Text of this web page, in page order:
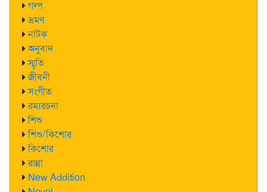
গল্প
ভ্রমণ
নাটক
অনুবাদ
স্মৃতি
জীবনী
সংগীত
রম্যরচনা
শিশু
শিশু/কিশোর
কিশোর
রান্না
New Addition